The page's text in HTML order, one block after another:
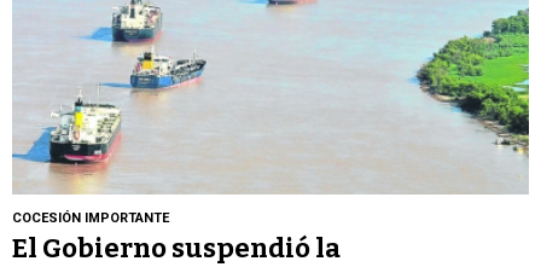
COCESIÓN IMPORTANTE
El Gobierno suspendió la